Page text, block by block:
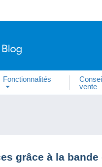
Fonctionnalités
vente
grâce à la